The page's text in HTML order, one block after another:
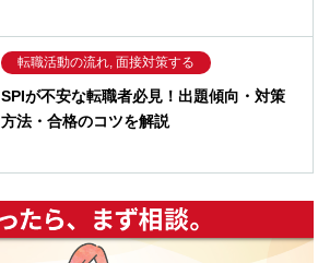
転職活動の流れ, 面接対策する
SPIが不安な転職者必見！出題傾向・対策
方法・合格のコツを解説